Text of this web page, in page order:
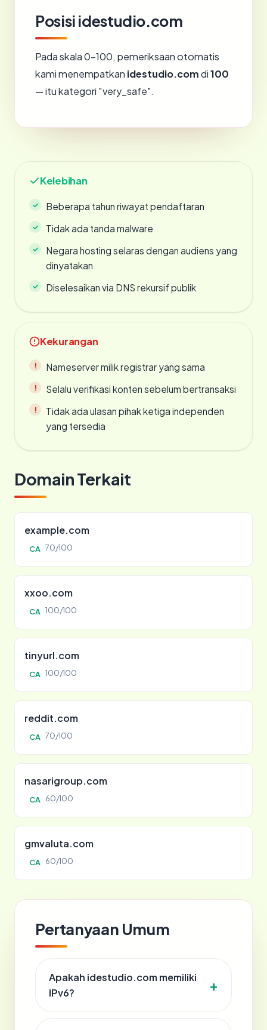
Posisi idestudio.com
Pada skala 0-100, pemeriksaan otomatis
kami menempatkan idestudio.comdi100
— itu kategori "very_safe".
Kelebihan
Beberapa tahun riwayat pendaftaran
Tidak ada tanda malware
Negara hosting selaras dengan audiens yang
dinyatakan
Diselesaikan via DNS rekursif publik
Kekurangan
Nameserver milik registrar yang sama
Selalu verifikasi konten sebelum bertransaksi
Tidak ada ulasan pihak ketiga independen
yang tersedia
Domain Terkait
example.com
CA 70/100
xxoo.com
CA 100/100
tinyurl.com
CA 100/100
reddit.com
CA 70/100
nasarigroup.com
CA 60/100
gmvaluta.com
CA 60/100
Pertanyaan Umum
Apakah idestudio.com memiliki
IPv6?